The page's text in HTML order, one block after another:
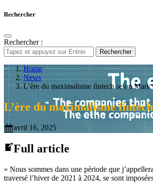
Rechercher
Rechercher :
Rechercher
Home
News
L’ère du maximalisme fintech selon
L’ère du maximalisme
avril 16, 2025
Full article
« Nous sommes dans une période que
traversé l’hiver de 2021 à 2024, se sont